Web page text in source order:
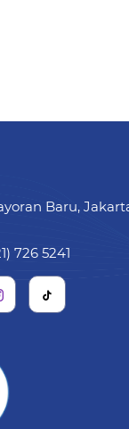
Baru,
726 5241